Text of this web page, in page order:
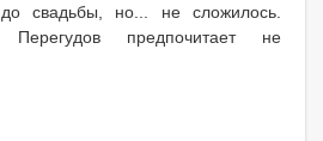
свадьбы, но... не сложилось.
предпочитает не